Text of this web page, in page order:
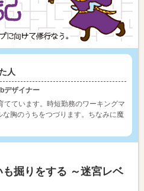
人
デザイナー
てています。時短勤務のワーキングマ
胸のうちをつづります。ちなみに魔
掘りをする ～迷宮レベ